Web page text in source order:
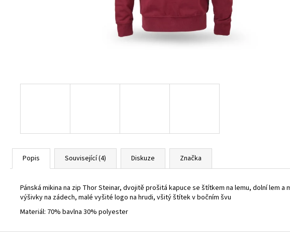
Popis Související (4) Diskuze Značka
Pánská mikina na zip Thor Steinar, dvojitě prošitá kapuce se štítkem na lemu, dolní lem a
výšivky na zádech, malé vyšité logo na hrudi, všitý štítek v bočním švu
Materiál: 70% bavlna 30% polyester
1 660 Kč